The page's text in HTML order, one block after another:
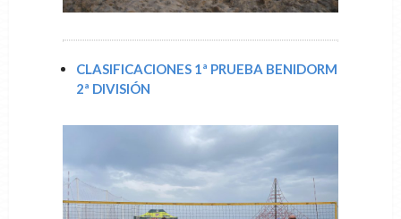
CLASIFICACIONES 1ª PRUEBA BENIDORM
2ª DIVISIÓN